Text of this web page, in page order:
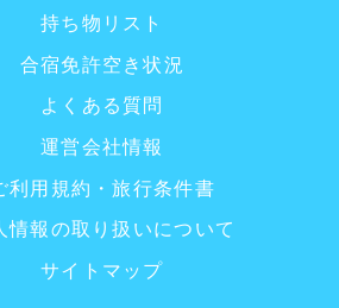
持ち物リスト
合宿免許空き状況
よくある質問
運営会社情報
利用規約・旅行条件書
情報の取り扱いについて
サイトマップ